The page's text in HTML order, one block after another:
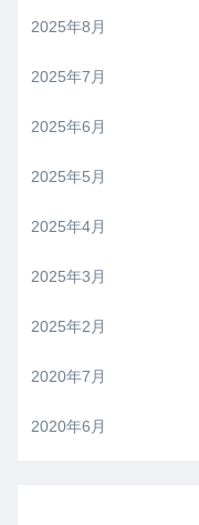
2025年8月
2025年7月
2025年6月
2025年5月
2025年4月
2025年3月
2025年2月
2020年7月
2020年6月